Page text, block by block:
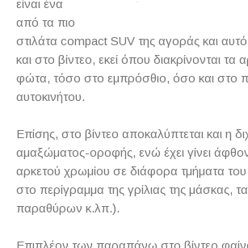
είναι ένα
από τα πιο
στιλάτα compact SUV της αγοράς και αυτό
και στο βίντεο, εκεί όπου διακρίνονται τα
φώτα, τόσο στο εμπρόσθιο, όσο και στο
αυτοκινήτου.
Επίσης, στο βίντεο αποκαλύπτεται και η
αμαξώματος-οροφής, ενώ έχει γίνει
αρκετού χρωμίου σε διάφορα τμήματα του
στο περίγραμμα της γρίλιας της μάσκας,
παραθύρων κ.λπ.).
Επιπλέον των παραπάνω στο βίντεο